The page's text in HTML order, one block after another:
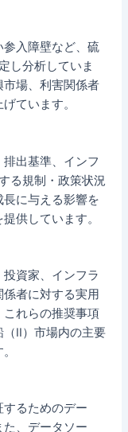
入障壁など、硫
し分析していま
場、利害関係者
ています。
出基準、インフ
る規制・政策状況
に与える影響を
供しています。
資家、インフラ
者に対する実用
れらの推奨事項
II）市場内の主要
るためのデー
、データソー